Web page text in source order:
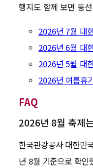
행지도 함께 보면 동
2026년 7월 대
2026년 6월 대
2026년 5월 대
2026년 여름휴
FAQ
2026년 8월 축제
한국관광공사 대한민
년 8월 기준으로 확